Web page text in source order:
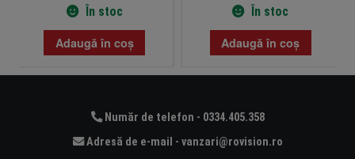
În stoc
Adaugă în coș
În stoc
Adaugă în coș
Număr de telefon - 0334.405.358
Adresă de e-mail - vanzari@rovision.ro